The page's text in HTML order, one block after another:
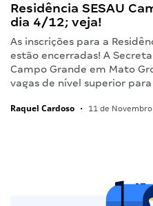
Residência SESAU
dia 4/12; veja!
As inscrições para a
estão encerradas! A
Campo Grande em Mato
vagas de nível superior
Raquel Cardoso • 11 de